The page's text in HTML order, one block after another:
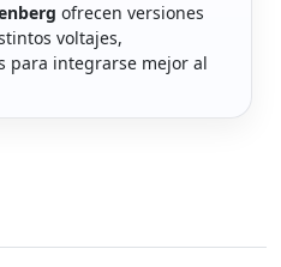
ofrecen versiones
voltajes,
para integrarse mejor al